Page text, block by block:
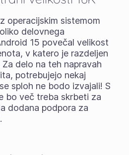
operacijskim sistemom
delovnega
15 povečal velikost
v katero je razdeljen
delo na teh napravah
potrebujejo nekaj
sploh ne bodo izvajali! S
bo več treba skrbeti za
dodana podpora za